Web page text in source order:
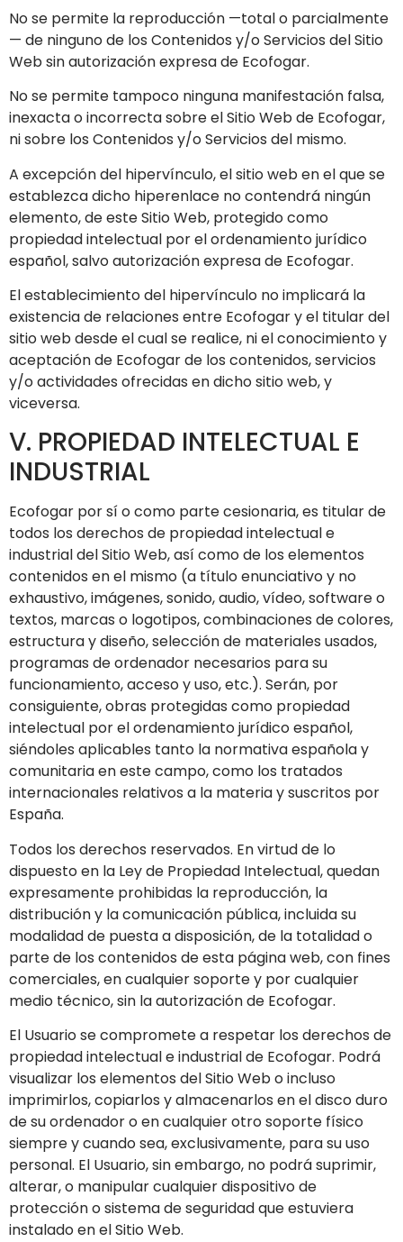
No se permite la reproducción —total o parcialmente
— de ninguno de los Contenidos y/o Servicios del Sitio
Web sin autorización expresa de Ecofogar.
No se permite tampoco ninguna manifestación falsa,
inexacta o incorrecta sobre el Sitio Web de Ecofogar,
ni sobre los Contenidos y/o Servicios del mismo.
A excepción del hipervínculo, el sitio web en el que se
establezca dicho hiperenlace no contendrá ningún
elemento, de este Sitio Web, protegido como
propiedad intelectual por el ordenamiento jurídico
español, salvo autorización expresa de Ecofogar.
El establecimiento del hipervínculo no implicará la
existencia de relaciones entre Ecofogary el titular del
sitio web desde el cual se realice, ni el conocimiento y
aceptación de Ecofogarde los contenidos, servicios
y/o actividades ofrecidas en dicho sitio web, y
viceversa.
V. PROPIEDAD INTELECTUAL E
INDUSTRIAL
Ecofogar por sí o como parte cesionaria, es titular de
todos los derechos de propiedad intelectual e
industrial del Sitio Web, así como de los elementos
contenidos en el mismo (a título enunciativo y no
exhaustivo, imágenes, sonido, audio, vídeo, software o
textos, marcas o logotipos, combinaciones de colores,
estructura y diseño, selección de materiales usados,
programas de ordenador necesarios para su
funcionamiento, acceso y uso, etc.). Serán, por
consiguiente, obras protegidas como propiedad
intelectual por el ordenamiento jurídico español,
siéndoles aplicables tanto la normativa española y
comunitaria en este campo, como los tratados
internacionales relativos a la materia y suscritos por
España.
Todos los derechos reservados. En virtud de lo
dispuesto en la Ley de Propiedad Intelectual, quedan
expresamente prohibidas la reproducción, la
distribución y la comunicación pública, incluida su
modalidad de puesta a disposición, de la totalidad o
parte de los contenidos de esta página web, con fines
comerciales, en cualquier soporte y por cualquier
medio técnico, sin la autorización de Ecofogar.
El Usuario se compromete a respetar los derechos de
propiedad intelectual e industrial de Ecofogar. Podrá
visualizar los elementos del Sitio Web o incluso
imprimirlos, copiarlos y almacenarlos en el disco duro
de su ordenador o en cualquier otro soporte físico
siempre y cuando sea, exclusivamente, para su uso
personal. El Usuario, sin embargo, no podrá suprimir,
alterar, o manipular cualquier dispositivo de
protección o sistema de seguridad que estuviera
instalado en el Sitio Web.